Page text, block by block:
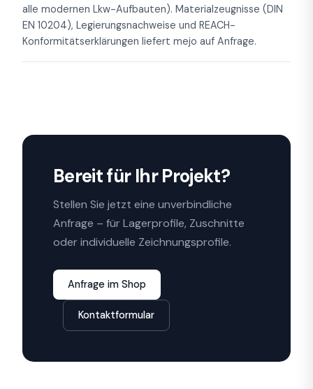
alle modernen Lkw-Aufbauten). Materialzeugnisse (DIN
EN 10204), Legierungsnachweise und REACH-
Konformitätserklärungen liefert mejo auf Anfrage.
Bereit für Ihr Projekt?
Stellen Sie jetzt eine unverbindliche
Anfrage – für Lagerprofile, Zuschnitte
oder individuelle Zeichnungsprofile.
Anfrage im Shop
Kontaktformular